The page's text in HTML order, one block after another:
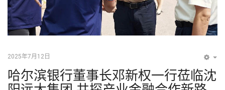
2025年7月12日
哈尔滨银行董事长邓新权一行莅临沈